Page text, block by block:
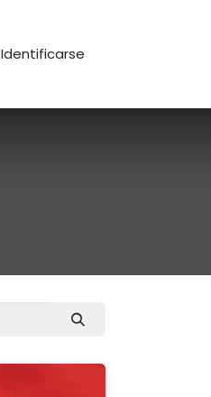
Identificarse